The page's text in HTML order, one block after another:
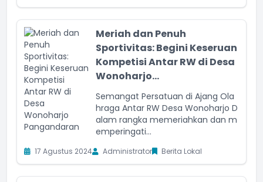
Meriah dan Penuh
Sportivitas: Begini Keseruan
Kompetisi Antar RW di Desa
Wonoharjo...
Semangat Persatuan di Ajang Ola
hraga Antar RW Desa Wonoharjo D
alam rangka memeriahkan dan m
emperingati...
17 Agustus 2024 Administrator Berita Lokal